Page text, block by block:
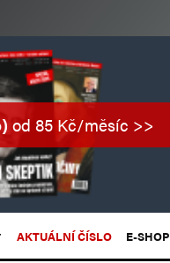
od 85 Kč/měsíc >>
AKTUÁLNÍ ČÍSLO E-SHOP